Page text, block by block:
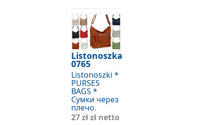
Listonoszka
0765
Listonoszki *
PURSES
BAGS *
Сумки через
плечо.
27 złzł netto